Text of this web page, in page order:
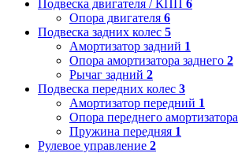
Подвеска двигателя / КПП 6
Опора двигателя 6
Подвеска задних колес 5
Амортизатор задний 1
Опора амортизатора заднего 2
Рычаг задний 2
Подвеска передних колес 3
Амортизатор передний 1
Опора переднего амортизатора
Пружина передняя 1
Рулевое управление 2